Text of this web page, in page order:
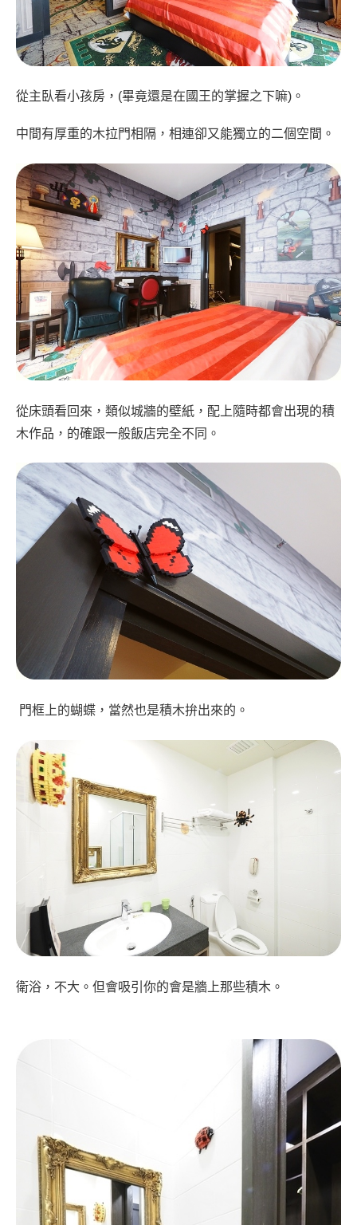
從主臥看小孩房，(畢竟還是在國王的掌握之下嘛)。
中間有厚重的木拉門相隔，相連卻又能獨立的二個空間。
從床頭看回來，類似城牆的壁紙，配上隨時都會出現的積
木作品，的確跟一般飯店完全不同。
門框上的蝴蝶，當然也是積木拚出來的。
衛浴，不大。但會吸引你的會是牆上那些積木。